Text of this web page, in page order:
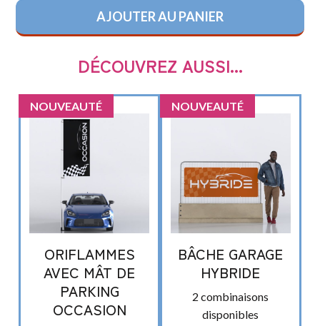
AJOUTER AU PANIER
DÉCOUVREZ AUSSI...
NOUVEAUTÉ
ORIFLAMMES
AVEC MÂT DE
PARKING
OCCASION
NOUVEAUTÉ
BÂCHE GARAGE
HYBRIDE
2 combinaisons
disponibles